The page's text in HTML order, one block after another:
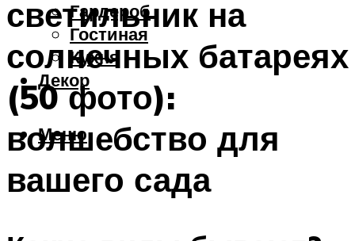
Гардероб
Гостиная
Кухня
Декор
Меню
светильник на
солнечных батареях
(50 фото):
волшебство для
вашего сада